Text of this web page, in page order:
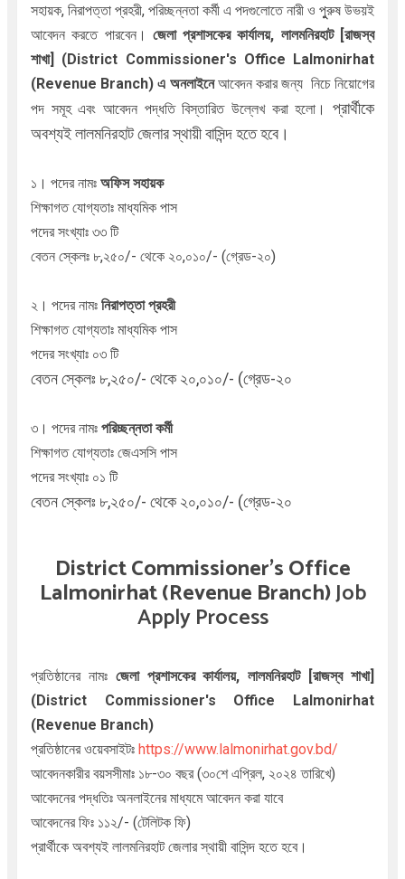
সহায়ক, নিরাপত্তা প্রহরী, পরিচ্ছন্নতা কর্মী এ পদগুলোতে নারী ও পুুরুষ উভয়ই
আবেদন করতে পারবেন। জেলা প্রশাসকের কার্যালয়, লালমনিরহাট [রাজস্ব
শাখা] (District Commissioner's Office Lalmonirhat
(Revenue Branch) এ অনলাইনেআবেদন করার জন্য নিচে নিয়োগের
পদ সমূহ এবং আবেদন পদ্ধতি বিস্তারিত উল্লেখ করা হলো।প্রার্থীকে
অবশ্যই লালমনিরহাট জেলার স্থায়ী বাসিন্দ হতে হবে।
১। পদের নামঃ অফিস সহায়ক
শিক্ষাগত যোগ্যতাঃ মাধ্যমিক পাস
পদের সংখ্যাঃ ৩৩ টি
বেতন স্কেলঃ ৮,২৫০/- থেকে ২০,০১০/- (গ্রেড-২০)
২। পদের নামঃ নিরাপত্তা প্রহরী
শিক্ষাগত যোগ্যতাঃ মাধ্যমিক পাস
পদের সংখ্যাঃ ০৩ টি
বেতন স্কেলঃ ৮,২৫০/- থেকে ২০,০১০/- (গ্রেড-২০
৩। পদের নামঃ পরিচ্ছন্নতা কর্মী
শিক্ষাগত যোগ্যতাঃ জেএসসি পাস
পদের সংখ্যাঃ ০১ টি
বেতন স্কেলঃ ৮,২৫০/- থেকে ২০,০১০/- (গ্রেড-২০
District Commissioner's Office
Lalmonirhat (Revenue Branch)Job
Apply Process
প্রতিষ্ঠানের নামঃ জেলা প্রশাসকের কার্যালয়, লালমনিরহাট [রাজস্ব শাখা]
(District Commissioner's Office Lalmonirhat
(Revenue Branch)
প্রতিষ্ঠানের ওয়েবসাইটঃ https://www.lalmonirhat.gov.bd/
আবেদনকারীর বয়সসীমাঃ ১৮-৩০ বছর (৩০শে এপ্রিল, ২০২৪ তারিখে)
আবেদনের পদ্ধতিঃ অনলাইনের মাধ্যমে আবেদন করা যাবে
আবেদনের ফিঃ ১১২/- (টেলিটক ফি)
প্রার্থীকে অবশ্যই লালমনিরহাট জেলার স্থায়ী বাসিন্দ হতে হবে।